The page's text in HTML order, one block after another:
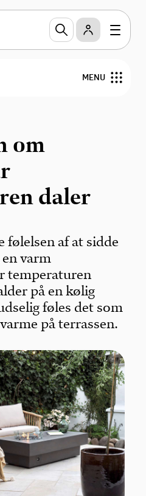
MENU
om
daler
følelsen af at sidde
varm
temperaturen
på en kølig
føles det som
på terrassen.